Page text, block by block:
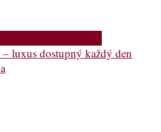
luxus dostupný každý den